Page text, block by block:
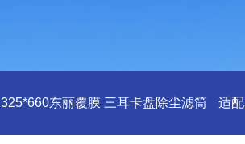
325*660东丽覆膜 三耳卡盘除尘滤筒 适